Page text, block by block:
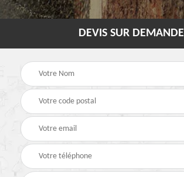
DEVIS SUR DEMANDE